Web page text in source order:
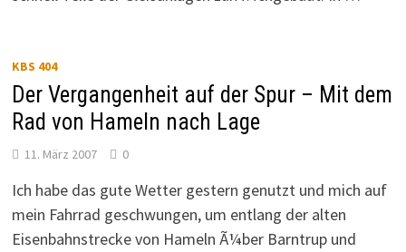
KBS 404
Der Vergangenheit auf der Spur – Mit dem
Rad von Hameln nach Lage
11. März 2007 0
Ich habe das gute Wetter gestern genutzt und mich auf
mein Fahrrad geschwungen, um entlang der alten
Eisenbahnstrecke von Hameln Ã¼ber Barntrup und